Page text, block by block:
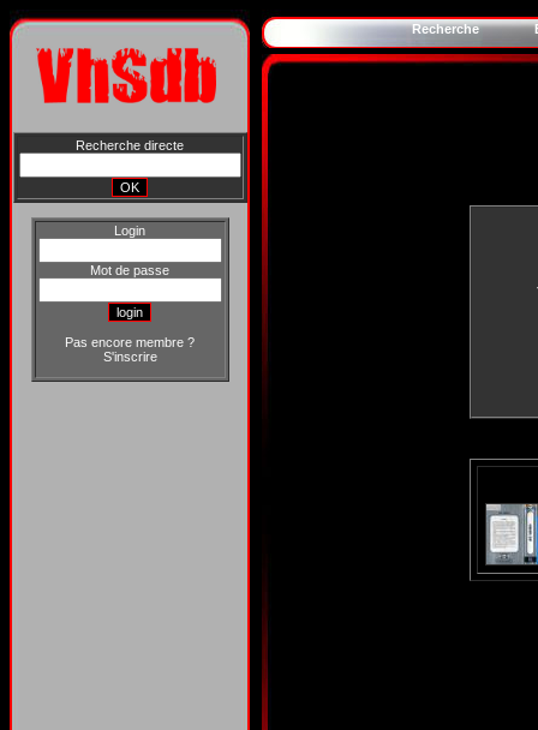
Recherche directe
Login
Mot de passe
Pas encore membre ?
S'inscrire
Recherche